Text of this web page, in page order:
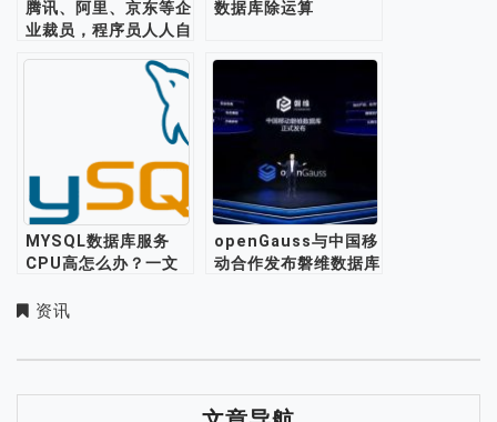
腾讯、阿里、京东等企
业裁员，程序员人人自
数据库除运算
MYSQL数据库服务
CPU高怎么办？一文
与优化
openGauss与中国移
动合作发布磐维数据库
资讯